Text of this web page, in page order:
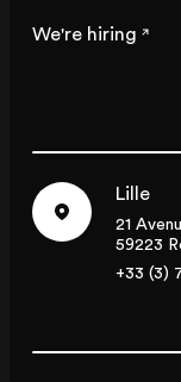
We're hiring
Lille
21
59223
+33 (3)